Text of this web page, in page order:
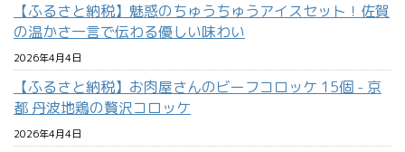
【ふるさと納税】魅惑のちゅうちゅうアイスセット！佐賀
の温かさ一言で伝わる優しい味わい
2026年4月4日
【ふるさと納税】お肉屋さんのビーフコロッケ 15個 - 京
都 丹波地鶏の贅沢コロッケ
2026年4月4日